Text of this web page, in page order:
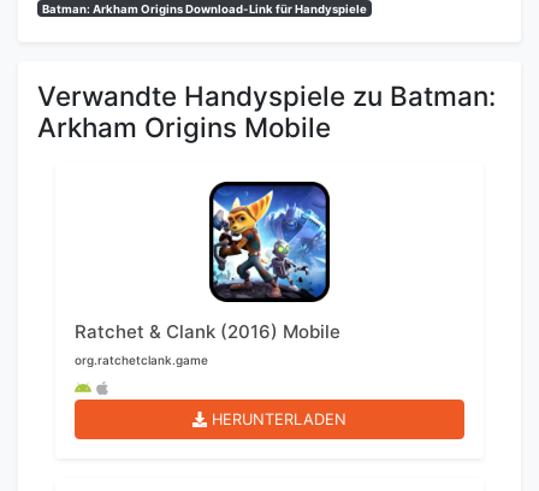
Batman: Arkham Origins Download-Link für Handyspiele
Verwandte Handyspiele zu Batman:
Arkham Origins Mobile
Ratchet & Clank (2016) Mobile
org.ratchetclank.game
HERUNTERLADEN